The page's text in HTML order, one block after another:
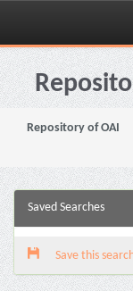
Skip
navigation
Repository of OAI
Saved Searches
Save this